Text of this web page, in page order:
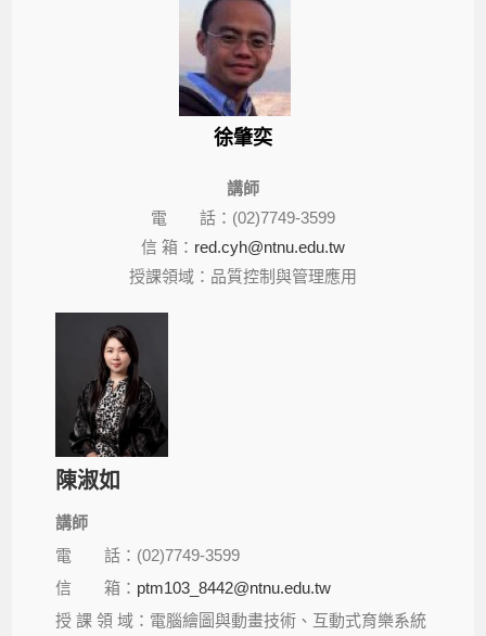
徐肇奕
講師
電 話：(02)7749-3599
信 箱： red.cyh@ntnu.edu.tw
授課領域：品質控制與管理應用
陳淑如​
講師
電 話：(02)7749-3599
信 箱： ptm103_8442@ntnu.edu.tw
授 課 領 域：電腦繪圖與動畫技術、互動式育樂系統